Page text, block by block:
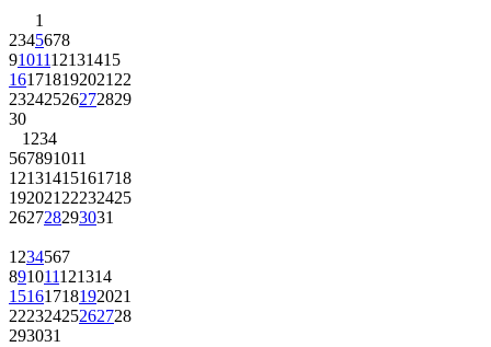
1
2345678
9101112131415
161718192021 22
23242526272829
30
1 234
567891011
12131415161718
192021 22232425
262728293031
1 234567
891011121314
15161718192021
22232425262728
293031